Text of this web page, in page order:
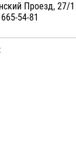
Проезд, 27/1
54-81